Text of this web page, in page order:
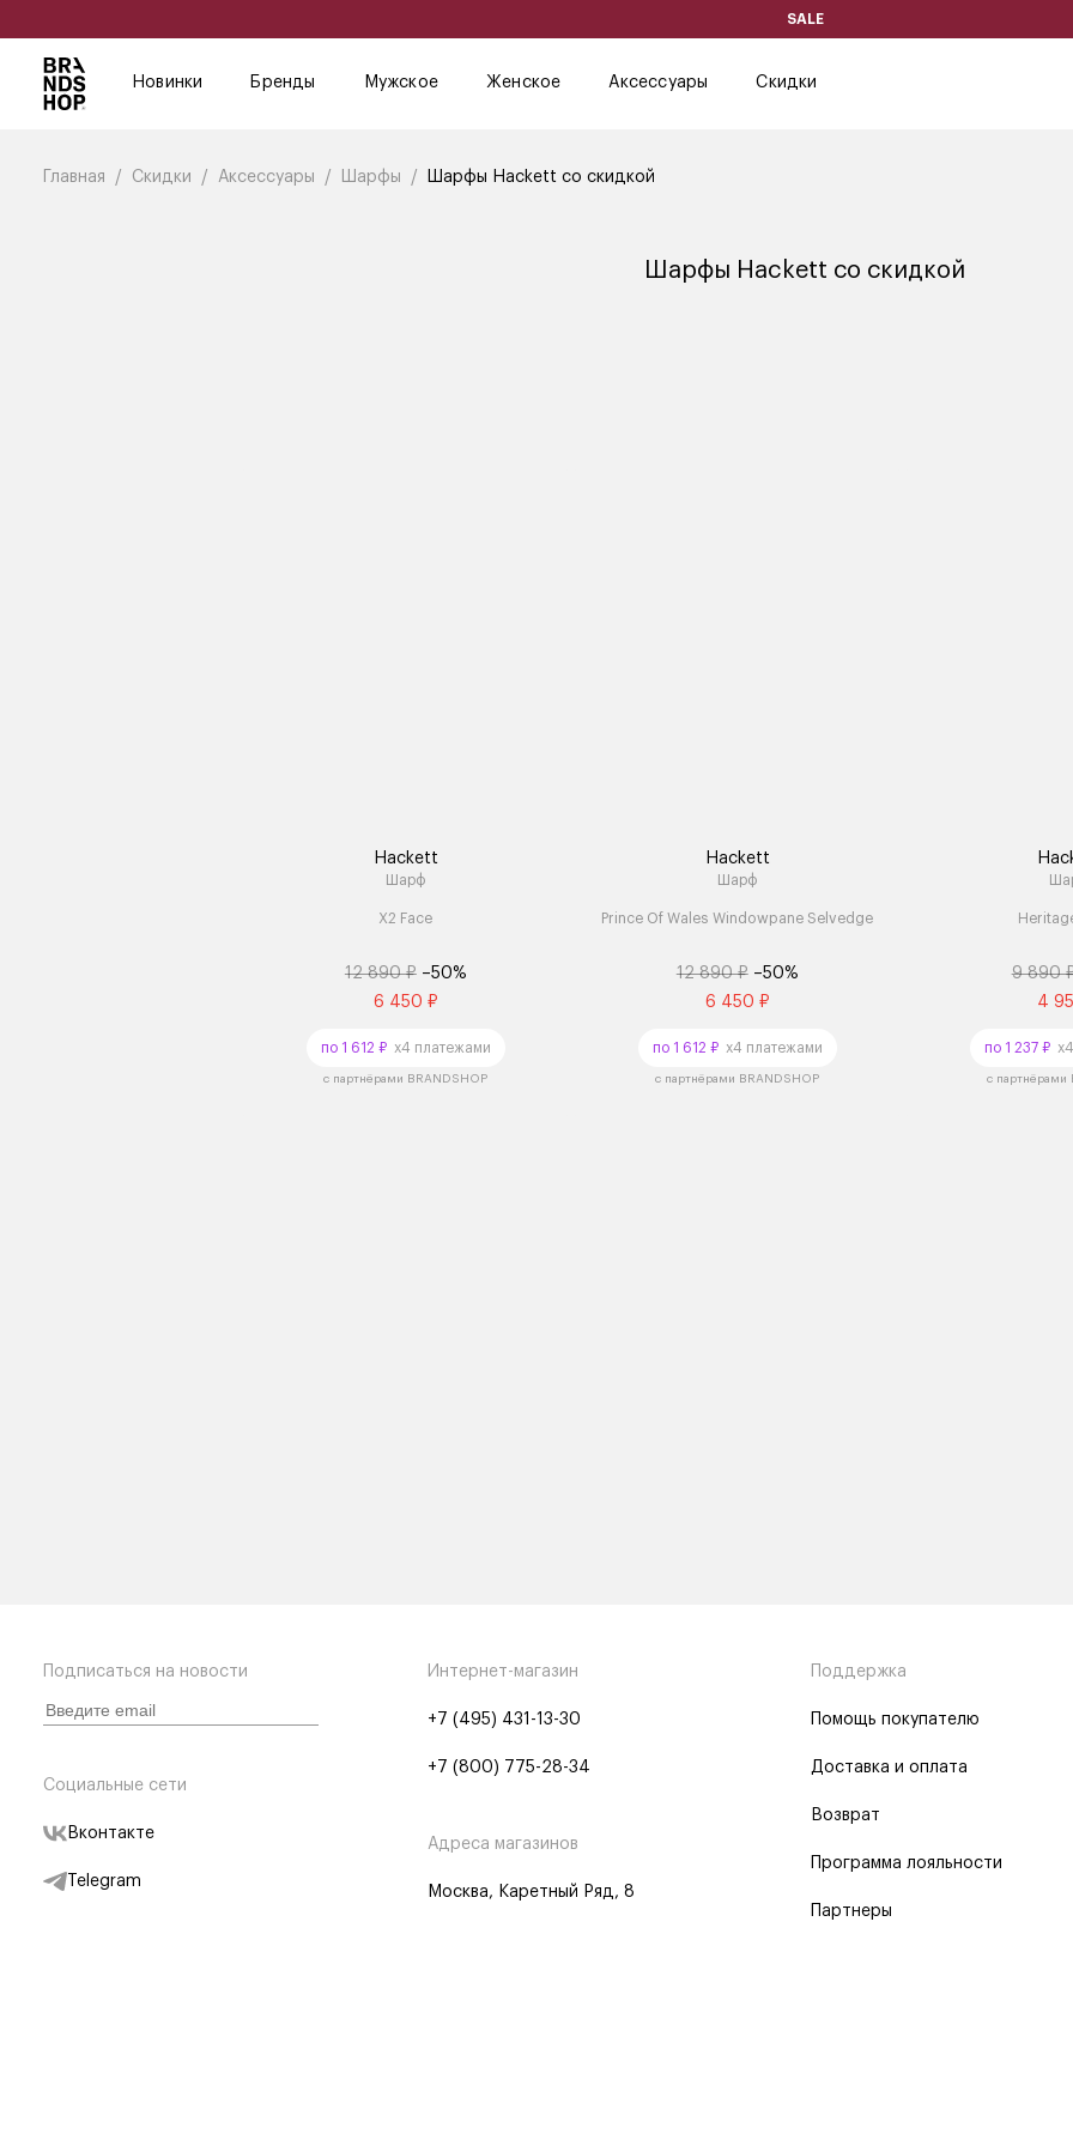
SALE
Новинки Бренды Мужское Женское Аксессуары Скидки
Главная Скидки Аксессуары Шарфы Шарфы Hackett со скидкой
Шарфы Hackett со скидкой
Hackett
Шарф
X2 Face
12 890 ₽ –50%
6 450 ₽
по 1 612 ₽x4 платежами
с партнёрами BRANDSHOP
Hackett
Шарф
Prince Of Wales Windowpane Selvedge
12 890 ₽ –50%
6 450 ₽
по 1 612 ₽x4 платежами
с партнёрами BRANDSHOP
9 890
4
по 1 237 ₽x4
с партнёрами
Подписаться на новости
Социальные сети
Вконтакте
Telegram
Интернет-магазин
+7 (495) 431-13-30
+7 (800) 775-28-34
Адреса магазинов
Москва, Каретный Ряд, 8
Поддержка
Помощь покупателю
Доставка и оплата
Возврат
Программа лояльности
Партнеры